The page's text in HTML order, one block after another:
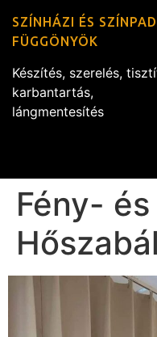
SZÍNHÁZI ÉS
FÜGGÖNYÖK
Készítés, szerelés,
karbantartás,
lángmentesítés
Fény- és